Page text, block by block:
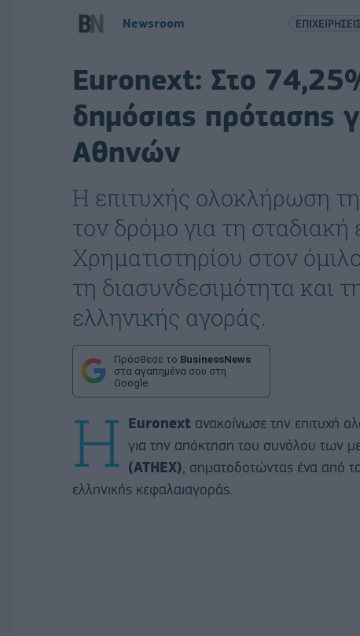
Newsroom
Euronext: Στο
δημόσιας πρότασης
Αθηνών
Η επιτυχής ολοκλήρωση
τον δρόμο για τη
Χρηματιστηρίου στον
τη διασυνδεσιμότητα και
ελληνικής αγοράς.
Πρόσθεσε το BusinessNews
στα αγαπημένα σου στη
Google
Η Euronext ανακοίνωσε την επιτυχή
για την απόκτηση του συνόλου των
(ATHEX) , σηματοδοτώντας ένα από
ελληνικής κεφαλαιαγοράς.